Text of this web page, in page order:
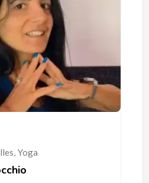
, Yoga